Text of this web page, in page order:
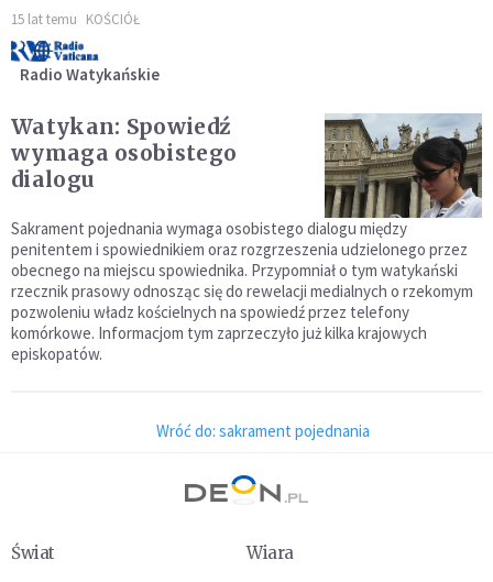
15 lat temu KOŚCIÓŁ
Radio Watykańskie
Watykan: Spowiedź
wymaga osobistego
dialogu
Sakrament pojednania wymaga osobistego dialogu między
penitentem i spowiednikiem oraz rozgrzeszenia udzielonego przez
obecnego na miejscu spowiednika. Przypomniał o tym watykański
rzecznik prasowy odnosząc się do rewelacji medialnych o rzekomym
pozwoleniu władz kościelnych na spowiedź przez telefony
komórkowe. Informacjom tym zaprzeczyło już kilka krajowych
episkopatów.
Wróć do: sakrament pojednania
Świat
Wiara